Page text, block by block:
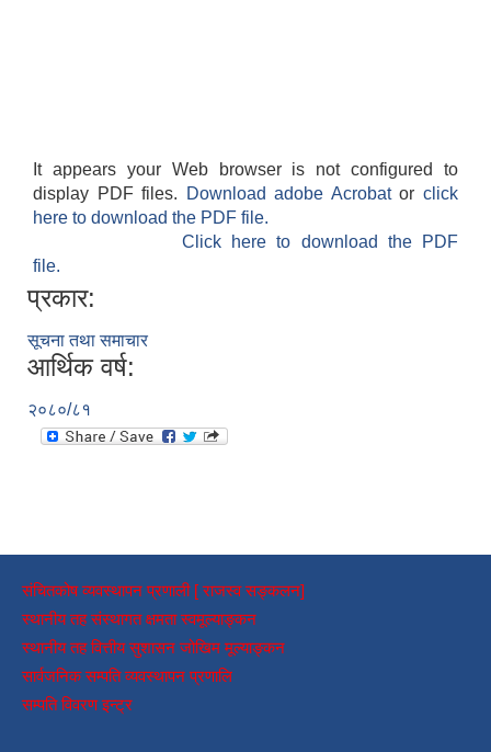
It appears your Web browser is not configured to
display PDF files.
Download adobe Acrobatorclick
here to download the PDF file.
Click here to download the PDF
file.
प्रकार:
सूचना तथा समाचार
आर्थिक वर्ष:
२०८०/८१
संचितकोष व्यवस्थापन प्रणाली [ राजस्व सङ्कलन]
स्थानीय तह संस्थागत क्षमता स्वमूल्याङ्कन
स्थानीय तह वित्तीय सुशासन जोखिम मूल्याङ्कन
सार्वजनिक सम्पति व्यवस्थापन प्रणालि
सम्पति विवरण इन्ट्र